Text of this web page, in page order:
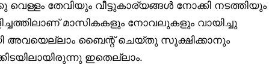
വെള്ളം തേവിയും വീട്ടുകാര്യങ്ങൾ നോക്കി നടത്തിയും
മാസികകളും നോവലുകളും വായിച്ചു
അവയെല്ലാം ബൈന്റ് ചെയ്തു സൂക്ഷിക്കാനും
ഇതെല്ലാം.